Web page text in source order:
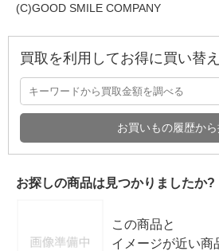
(C)GOOD SMILE COMPANY
買取を利用してお得に買い替え
お買いもの履歴か
お探しの商品は見つかりましたか?
この商品と
イメージが近い商